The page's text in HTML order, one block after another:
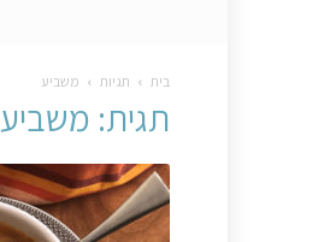
בית תגיות משביע
תגית: משביע